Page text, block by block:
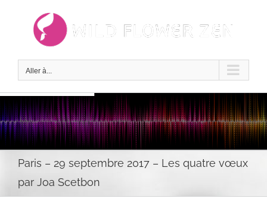
Aller à...
Paris – 29 septembre 2017 – Les quatre vœux
par Joa Scetbon